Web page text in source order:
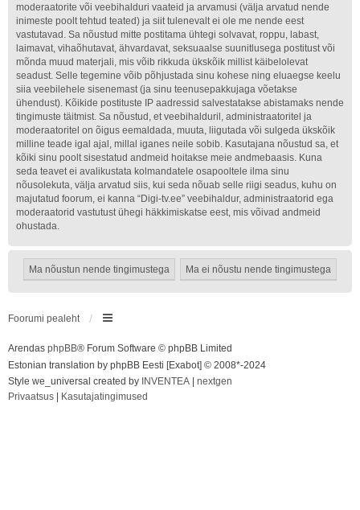
moderaatorite või veebihalduri vaateid ja arvamusi (välja arvatud nende
inimeste poolt tehtud teated) ja siit tulenevalt ei ole me nende eest
vastutavad. Sa nõustud mitte postitama ühtegi solvavat, roppu, labast,
laimavat, vihaõhutavat, ähvardavat, seksuaalse suunitlusega postitust või
mõnda muud materjali, mis võib rikkuda ükskõik millist käibelolevat
seadust. Selle tegemine võib põhjustada sinu kohese ning eluaegse keelu
siia veebilehele sisenemast (ja sinu teenusepakkujaga võetakse
ühendust). Kõikide postituste IP aadressid salvestatakse abistamaks nende
tingimuste täitmist. Sa nõustud, et veebihalduril, administraatoritel ja
moderaatoritel on õigus eemaldada, muuta, liigutada või sulgeda ükskõik
milline teade igal ajal, millal iganes neile sobib. Kasutajana nõustud sa, et
kõiki sinu poolt sisestatud andmeid hoitakse meie andmebaasis. Kuna
seda teavet ei avalikustata kolmandatele osapooltele ilma sinu
nõusolekuta, välja arvatud siis, kui seda nõuab selle riigi seadus, kuhu on
majutatud foorum, ei kanna “Digi-tv.ee” veebihaldur, administraatorid ega
moderaatorid vastutust ühegi häkkimiskatse eest, mis võivad andmeid
ohustada.
Foorumi pealeht
Arendas phpBB® Forum Software © phpBB Limited
Estonian translation by phpBB Eesti [Exabot] © 2008*-2024
Style we_universal created by INVENTEA
nextgen
Privaatsus
Kasutajatingimused